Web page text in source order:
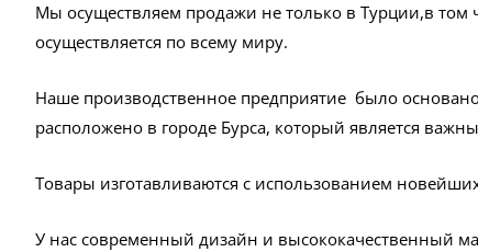
Мы осуществляем продажи не только в Турции,в том
осуществляется по всему миру.
Наше производственное предприятие было
расположено в городе Бурса, который является
Товары изготавливаются с использованием
У нас современный дизайн и высококачественный